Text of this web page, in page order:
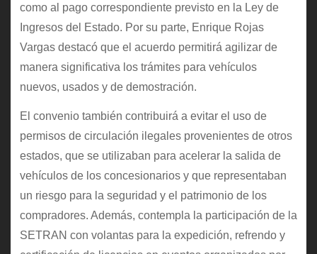
como al pago correspondiente previsto en la Ley de
Ingresos del Estado. Por su parte, Enrique Rojas
Vargas destacó que el acuerdo permitirá agilizar de
manera significativa los trámites para vehículos
nuevos, usados y de demostración.
El convenio también contribuirá a evitar el uso de
permisos de circulación ilegales provenientes de otros
estados, que se utilizaban para acelerar la salida de
vehículos de los concesionarios y que representaban
un riesgo para la seguridad y el patrimonio de los
compradores. Además, contempla la participación de la
SETRAN con volantas para la expedición, refrendo y